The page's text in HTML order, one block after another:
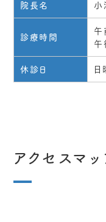
院長名
診療時間
休診日 日
アクセスマ